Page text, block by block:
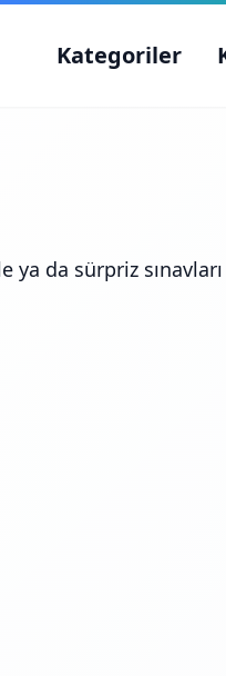
Kategoriler
ya da sürpriz sınavları